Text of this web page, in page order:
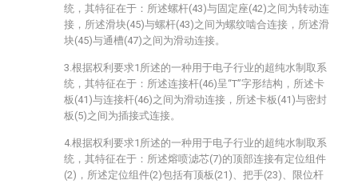
统，其特征在于：所述螺杆(43)与固定座(42)之间为转动连
接，所述滑块(45)与螺杆(43)之间为螺纹啮合连接，所述滑
块(45)与通槽(47)之间为滑动连接。
3.根据权利要求1所述的一种用于电子行业的超纯水制取系
统，其特征在于：所述连接杆(46)呈“T”字形结构，所述卡
板(41)与连接杆(46)之间为滑动连接，所述卡板(41)与密封
板(5)之间为插接式连接。
4.根据权利要求1所述的一种用于电子行业的超纯水制取系
统，其特征在于：所述熔喷滤芯(7)的顶部连接有定位组件
(2)，所述定位组件(2)包括有顶板(21)、把手(23)、限位杆